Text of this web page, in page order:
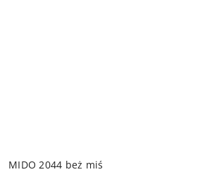
MIDO 2044 beż miś